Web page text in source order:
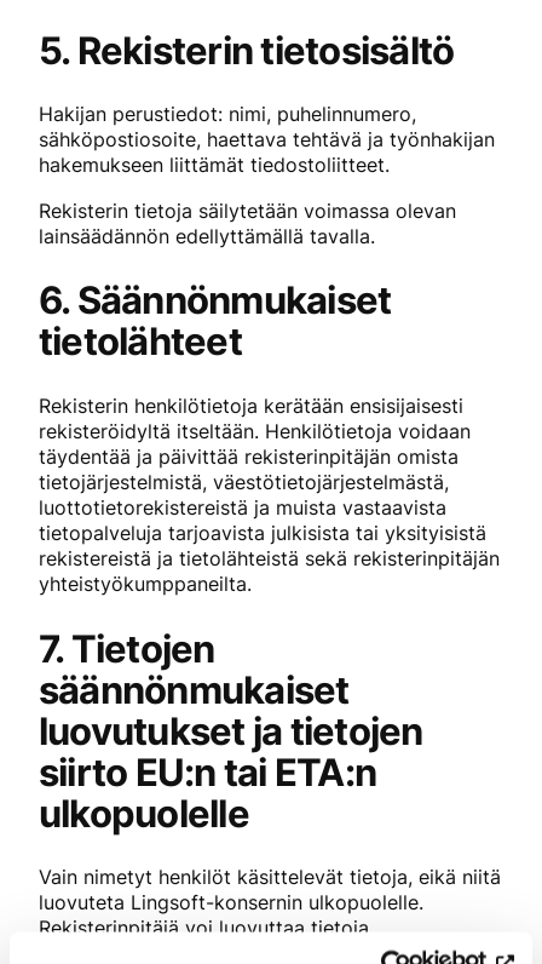
5. Rekisterin tietosisältö
Hakijan perustiedot: nimi, puhelinnumero,
sähköpostiosoite, haettava tehtävä ja työnhakijan
hakemukseen liittämät tiedostoliitteet.
Rekisterin tietoja säilytetään voimassa olevan
lainsäädännön edellyttämällä tavalla.
6. Säännönmukaiset
tietolähteet
Rekisterin henkilötietoja kerätään ensisijaisesti
rekisteröidyltä itseltään. Henkilötietoja voidaan
täydentää ja päivittää rekisterinpitäjän omista
tietojärjestelmistä, väestötietojärjestelmästä,
luottotietorekistereistä ja muista vastaavista
tietopalveluja tarjoavista julkisista tai yksityisistä
rekistereistä ja tietolähteistä sekä rekisterinpitäjän
yhteistyökumppaneilta.
7. Tietojen
säännönmukaiset
luovutukset ja tietojen
siirto EU:n tai ETA:n
ulkopuolelle
Vain nimetyt henkilöt käsittelevät tietoja, eikä niitä
luovuteta Lingsoft-konsernin ulkopuolelle.
Rekisterinpitäjä voi luovuttaa tietoja
voimassaolevan lainsäädännön sallimissa ja